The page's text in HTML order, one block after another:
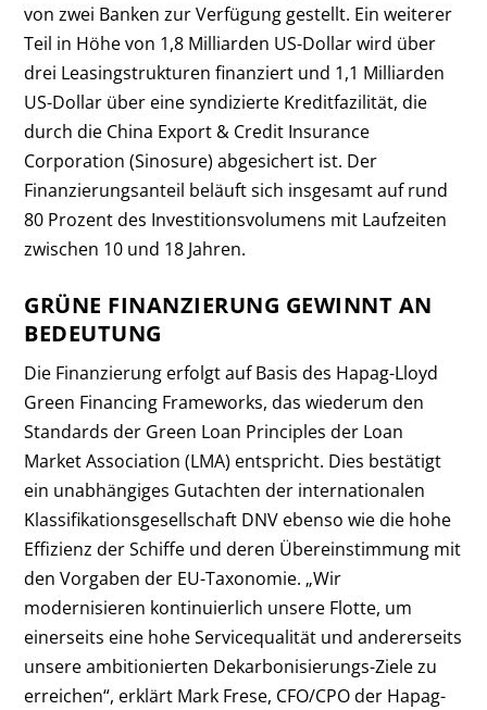
von zwei Banken zur Verfügung gestellt. Ein weiterer
Teil in Höhe von 1,8 Milliarden US-Dollar wird über
drei Leasingstrukturen finanziert und 1,1 Milliarden
US-Dollar über eine syndizierte Kreditfazilität, die
durch die China Export & Credit Insurance
Corporation (Sinosure) abgesichert ist. Der
Finanzierungsanteil beläuft sich insgesamt auf rund
80 Prozent des Investitionsvolumens mit Laufzeiten
zwischen 10 und 18 Jahren.
GRÜNE FINANZIERUNG GEWINNT AN
BEDEUTUNG
Die Finanzierung erfolgt auf Basis des Hapag-Lloyd
Green Financing Frameworks, das wiederum den
Standards der Green Loan Principles der Loan
Market Association (LMA) entspricht. Dies bestätigt
ein unabhängiges Gutachten der internationalen
Klassifikationsgesellschaft DNV ebenso wie die hohe
Effizienz der Schiffe und deren Übereinstimmung mit
den Vorgaben der EU-Taxonomie. „Wir
modernisieren kontinuierlich unsere Flotte, um
einerseits eine hohe Servicequalität und andererseits
unsere ambitionierten Dekarbonisierungs-Ziele zu
erreichen“, erklärt Mark Frese, CFO/CPO der Hapag-